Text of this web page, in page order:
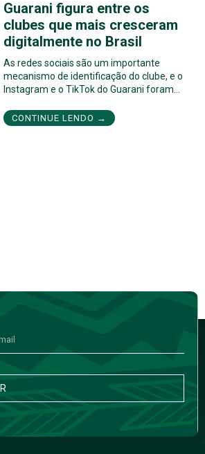
Guarani figura entre os
clubes que mais cresceram
digitalmente no Brasil
As redes sociais são um importante
mecanismo de identificação do clube, e o
Instagram e o TikTok do Guarani foram…
CONTINUE LENDO →